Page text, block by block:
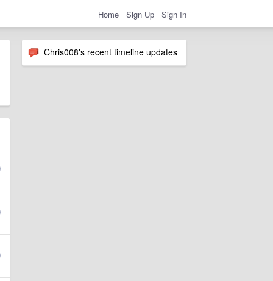
Home Sign Up Sign In
Chris008's recent timeline updates